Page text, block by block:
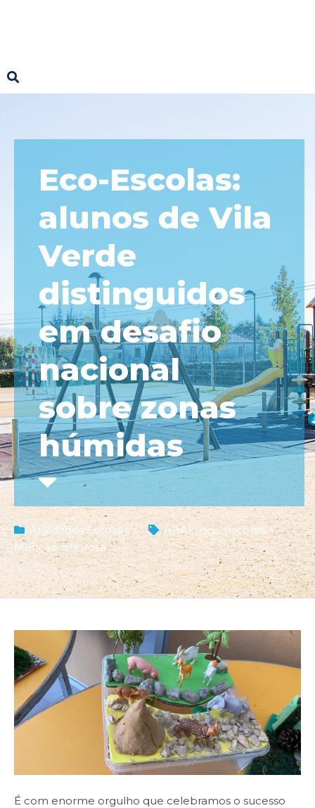
Eco-Escolas:
alunos de Vila
Verde
distinguidos
em desafio
nacional
sobre zonas
húmidas
Atividades Escolares ABAE, eco-escolas,
Menção Honrosa
​É com enorme orgulho que celebramos o sucesso